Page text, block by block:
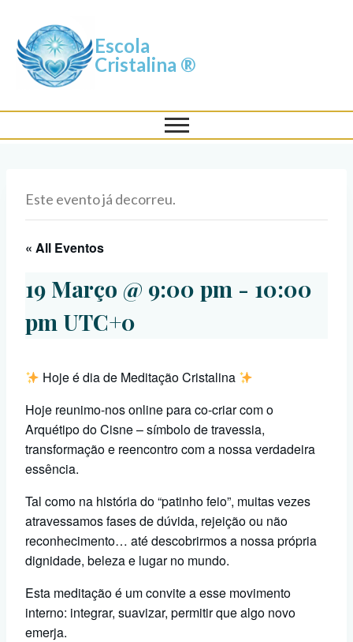
Escola
Cristalina ®
Este evento já decorreu.
« All Eventos
19 Março @ 9:00 pm - 10:00
pm UTC+0
Hoje é dia de Meditação Cristalina
Hoje reunimo-nos online para co-criar com o
Arquétipo do Cisne – símbolo de travessia,
transformação e reencontro com a nossa verdadeira
essência.
Tal como na história do “patinho feio”, muitas vezes
atravessamos fases de dúvida, rejeição ou não
reconhecimento… até descobrirmos a nossa própria
dignidade, beleza e lugar no mundo.
Esta meditação é um convite a esse movimento
interno: integrar, suavizar, permitir que algo novo
emerja.